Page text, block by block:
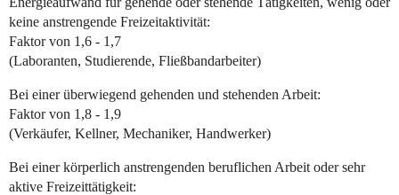
keine anstrengende Freizeitaktivität:
Faktor von 1,6 - 1,7
(Laboranten, Studierende, Fließbandarbeiter)
Bei einer überwiegend gehenden und stehenden Arbeit:
Faktor von 1,8 - 1,9
(Verkäufer, Kellner, Mechaniker, Handwerker)
Bei einer körperlich anstrengenden beruflichen Arbeit oder sehr
aktive Freizeittätigkeit: